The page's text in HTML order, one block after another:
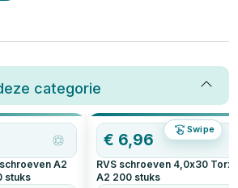
categorie
Swipe
A2
stuks
€ 6,96
RVS schroeven 4,0x30
A2 200 stuks